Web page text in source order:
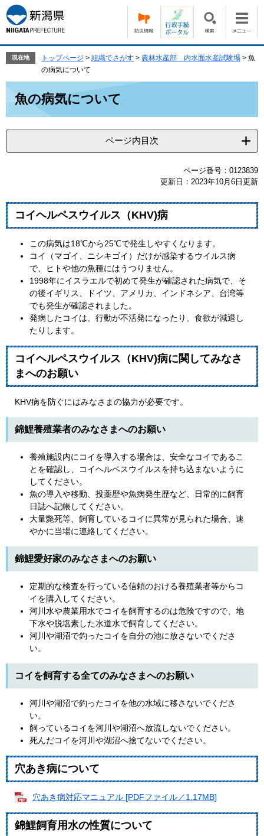
ー
ジ
の
で
ニ
ュ
ー
ば
本
文
現在地 トップページ > 組織でさがす > 農林水産部 内水面水産試験場 > 魚
の病気について
魚の病気について
ページ内目次
ページ番号：0123839
更新日：2023年10月6日更新
コイヘルペスウイルス（KHV)病
この病気は18℃から25℃で発生しやすくなります。
コイ（マゴイ、ニシキゴイ）だけが感染するウイルス病
で、ヒトや他の魚種にはうつりません。
1998年にイスラエルで初めて発生が確認された病気で、そ
の後イギリス、ドイツ、アメリカ、インドネシア、台湾等
でも発生が確認されました。
発病したコイは、行動が不活発になったり、食欲が減退し
たりします。
コイヘルペスウイルス（KHV)病に関してみなさ
まへのお願い
KHV病を防ぐにはみなさまの協力が必要です。
錦鯉養殖業者のみなさまへのお願い
養殖施設内にコイを導入する場合は、安全なコイであるこ
とを確認し、コイヘルペスウイルスを持ち込まないように
してください。
魚の導入や移動、投薬歴や魚病発生歴など、日常的に飼育
日誌へ記帳してください。
大量斃死等、飼育しているコイに異常が見られた場合、速
やかに当場に連絡してください。
錦鯉愛好家のみなさまへのお願い
定期的な検査を行っている信頼のおける養殖業者等からコ
イを購入してください。
河川水や農業用水でコイを飼育するのは危険ですので、地
下水や脱塩素した水道水で飼育してください。
河川や湖沼で釣ったコイを自分の池に放さないでくださ
い。
コイを飼育する全てのみなさまへのお願い
河川や湖沼で釣ったコイを他の水域に移さないでくださ
い。
飼っているコイを河川や湖沼へ放流しないでください。
死んだコイを河川や湖沼へ捨てないでください。
穴あき病について
穴あき病対応マニュアル [PDFファイル／1.17MB]
錦鯉飼育用水の性質について